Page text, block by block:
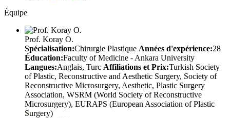
Équipe
Prof. Koray O.
Spécialisation:Chirurgie Plastique Années d'expérience:28
Éducation:Faculty of Medicine - Ankara University
Langues:Anglais, Turc Affiliations et Prix:Turkish Society
of Plastic, Reconstructive and Aesthetic Surgery, Society of
Reconstructive Microsurgery, Aesthetic, Plastic Surgery
Association, WSRM (World Society of Reconstructive
Microsurgery), EURAPS (European Association of Plastic
Surgery)